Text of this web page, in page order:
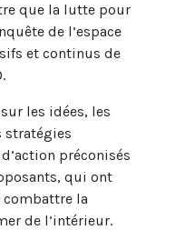
que la lutte pour
de l’espace
et continus de
les idées, les
stratégies
préconisés
qui ont
combattre la
de l’intérieur.